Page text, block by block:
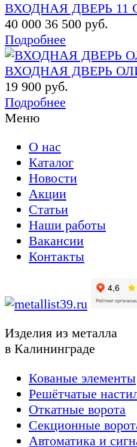
ВХОДНАЯ ДВЕРЬ 11
40 000 36 500 руб.
Подробнее
ВХОДНАЯ ДВЕРЬ
19 900 руб.
Подробнее
Меню
О нас
Каталог
Новости
Акции
Статьи
Наши работы
Вакансии
Контакты
Изделия из металла
в Калининграде
Кованые элементы
Решётчатые
Откатные ворота
Секционные
Автоматика и